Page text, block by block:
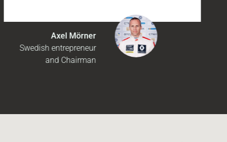
Axel Mörner
Swedish entrepreneur
and Chairman